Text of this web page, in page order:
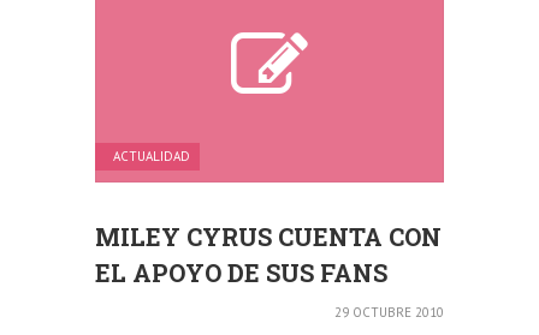
ACTUALIDAD
MILEY CYRUS CUENTA CON
EL APOYO DE SUS FANS
29 OCTUBRE 2010